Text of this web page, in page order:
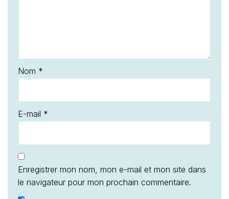
Nom *
E-mail *
Enregistrer mon nom, mon e-mail et mon site dans
le navigateur pour mon prochain commentaire.